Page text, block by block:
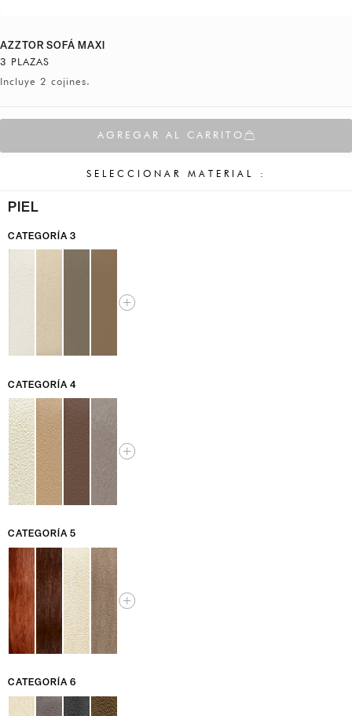
AZZTOR SOFÁ MAXI
3 PLAZAS
Incluye 2 cojines.
AGREGAR AL CARRITO
SELECCIONAR MATERIAL :
PIEL
CATEGORÍA 3
CATEGORÍA 4
CATEGORÍA 5
CATEGORÍA 6